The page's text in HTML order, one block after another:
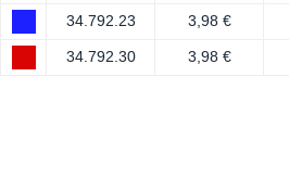
34.792.23 3,98 €
34.792.30 3,98 €